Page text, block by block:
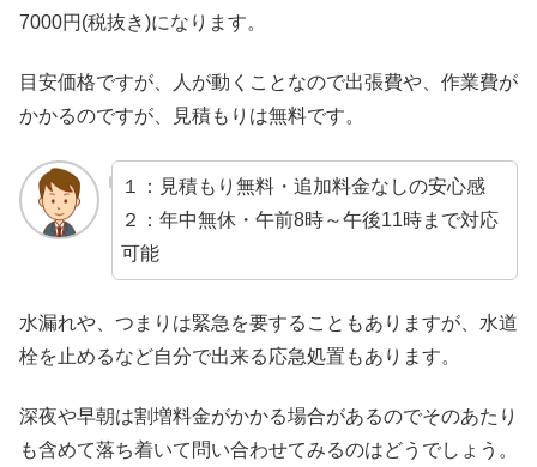
7000円(税抜き)になります。
目安価格ですが、人が動くことなので出張費や、作業費が
かかるのですが、見積もりは無料です。
１：見積もり無料・追加料金なしの安心感
２：年中無休・午前8時～午後11時まで対応
可能
水漏れや、つまりは緊急を要することもありますが、水道
栓を止めるなど自分で出来る応急処置もあります。
深夜や早朝は割増料金がかかる場合があるのでそのあたり
も含めて落ち着いて問い合わせてみるのはどうでしょう。